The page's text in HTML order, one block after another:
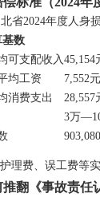
省2024年度人身
基数
可支配收入45,154
均工资 7,552
消费支出 28,557
3万
理费、误工费等
翻《事故责任